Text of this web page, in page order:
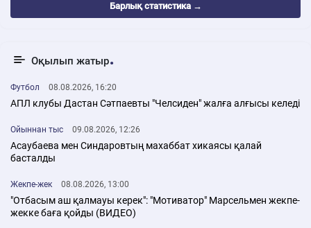
Барлық статистика →
Оқылып жатыр
Футбол 08.08.2026, 16:20
АПЛ клубы Дастан Сәтпаевты "Челсиден" жалға алғысы келеді
Ойыннан тыс 09.08.2026, 12:26
Асаубаева мен Синдаровтың махаббат хикаясы қалай
басталды
Жекпе-жек 08.08.2026, 13:00
"Отбасым аш қалмауы керек": "Мотиватор" Марсельмен жекпе-
жекке баға қойды (ВИДЕО)